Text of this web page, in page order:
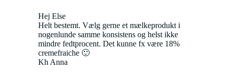
Hej Else
Helt bestemt. Vælg gerne et mælkeprodukt i
nogenlunde samme konsistens og helst ikke
mindre fedtprocent. Det kunne fx være 18%
cremefraiche 🙂
Kh Anna